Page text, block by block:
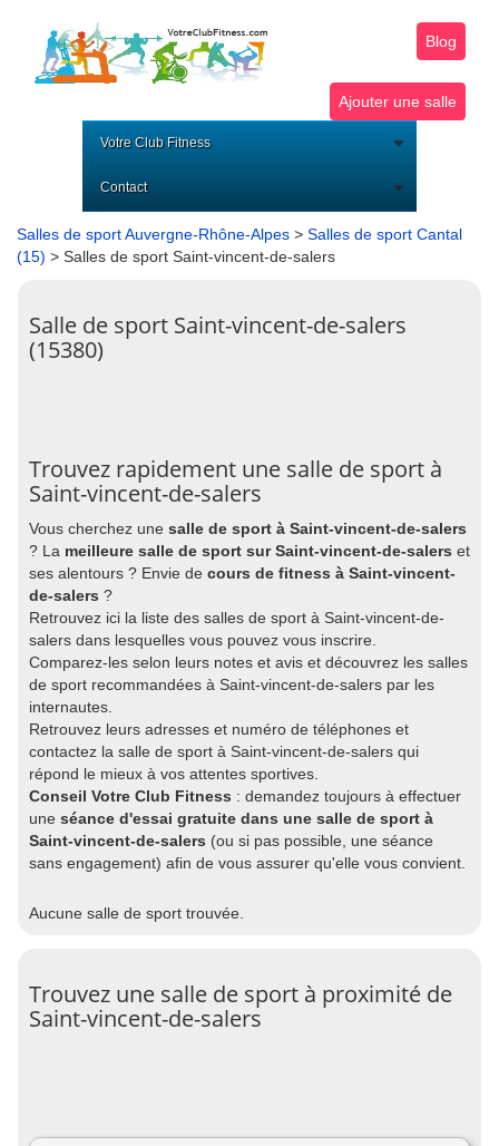
Blog
Ajouter une salle
Votre Club Fitness
Contact
Salles de sport Auvergne-Rhône-Alpes > Salles de sport Cantal
(15) > Salles de sport Saint-vincent-de-salers
Salle de sport Saint-vincent-de-salers
(15380)
Trouvez rapidement une salle de sport à
Saint-vincent-de-salers
Vous cherchez une salle de sport à Saint-vincent-de-salers
? La meilleure salle de sport sur Saint-vincent-de-salers et
ses alentours ? Envie de cours de fitness à Saint-vincent-
de-salers ?
Retrouvez ici la liste des salles de sport à Saint-vincent-de-
salers dans lesquelles vous pouvez vous inscrire.
Comparez-les selon leurs notes et avis et découvrez les salles
de sport recommandées à Saint-vincent-de-salers par les
internautes.
Retrouvez leurs adresses et numéro de téléphones et
contactez la salle de sport à Saint-vincent-de-salers qui
répond le mieux à vos attentes sportives.
Conseil Votre Club Fitness : demandez toujours à effectuer
une séance d'essai gratuite dans une salle de sport à
Saint-vincent-de-salers (ou si pas possible, une séance
sans engagement) afin de vous assurer qu'elle vous convient.
Aucune salle de sport trouvée.
Trouvez une salle de sport à proximité de
Saint-vincent-de-salers